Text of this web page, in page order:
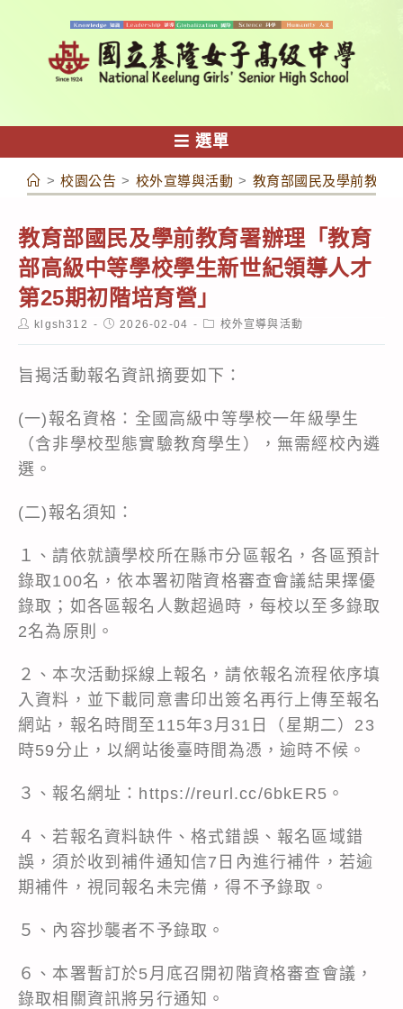
容
選單
> 校園公告 > 校外宣導與活動 > 教育部國民及學前教育
教育部國民及學前教育署辦理「教育
部高級中等學校學生新世紀領導人才
第25期初階培育營」
Postklgsh312
Post2026-02-04
Post校外宣導與活動
旨揭活動報名資訊摘要如下：
(一)報名資格：全國高級中等學校一年級學生
（含非學校型態實驗教育學生），無需經校內遴
選。
(二)報名須知：
１、請依就讀學校所在縣市分區報名，各區預計
錄取100名，依本署初階資格審查會議結果擇優
錄取；如各區報名人數超過時，每校以至多錄取
2名為原則。
２、本次活動採線上報名，請依報名流程依序填
入資料，並下載同意書印出簽名再行上傳至報名
網站，報名時間至115年3月31日（星期二）23
時59分止，以網站後臺時間為憑，逾時不候。
３、報名網址：https://reurl.cc/6bkER5。
４、若報名資料缺件、格式錯誤、報名區域錯
誤，須於收到補件通知信7日內進行補件，若逾
期補件，視同報名未完備，得不予錄取。
５、內容抄襲者不予錄取。
６、本署暫訂於5月底召開初階資格審查會議，
錄取相關資訊將另行通知。